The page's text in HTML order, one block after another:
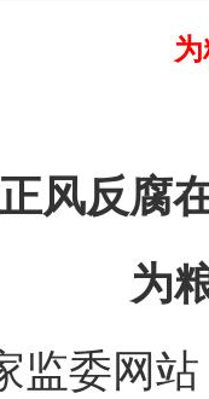
正风反腐
为
监委网